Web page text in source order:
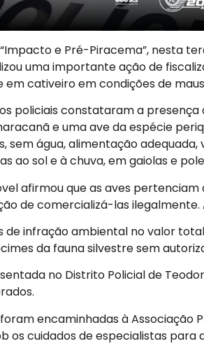
e Pré-Piracema”, nesta
uma importante ação de
cativeiro em condições de
policiais constataram a
e uma ave da espécie
sem água, alimentação
ao sol e à chuva, em gaiolas e
afirmou que as aves
de comercializá-las
de infração ambiental no valor
da fauna silvestre sem
no Distrito Policial de
encaminhadas à Associação
os cuidados de especialistas